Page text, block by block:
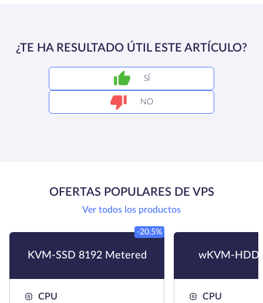
¿TE HA RESULTADO ÚTIL ESTE ARTÍCULO?
SÍ
NO
OFERTAS POPULARES DE VPS
Ver todos los productos
KVM-SSD 8192 Metered
-20.5%
CPU
wKVM-HDD
CPU